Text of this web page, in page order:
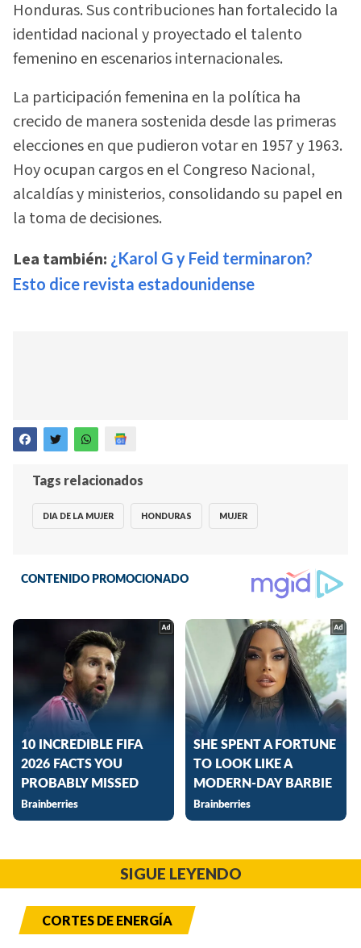
Honduras. Sus contribuciones han fortalecido la
identidad nacional y proyectado el talento
femenino en escenarios internacionales.
La participación femenina en la política ha
crecido de manera sostenida desde las primeras
elecciones en que pudieron votar en 1957 y 1963.
Hoy ocupan cargos en el Congreso Nacional,
alcaldías y ministerios, consolidando su papel en
la toma de decisiones.
Lea también: ¿Karol G y Feid terminaron?
Esto dice revista estadounidense
Tags relacionados
DIA DE LA MUJER HONDURAS MUJER
SIGUE LEYENDO
CORTES DE ENERGÍA